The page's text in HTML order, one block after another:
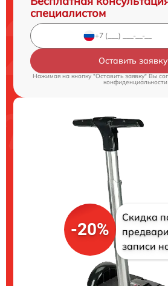
специалистом
Оставить заявку
Нажимая на кнопку "Оставить заявку" Вы
конфиденциальности
-20%
Скидка
записи